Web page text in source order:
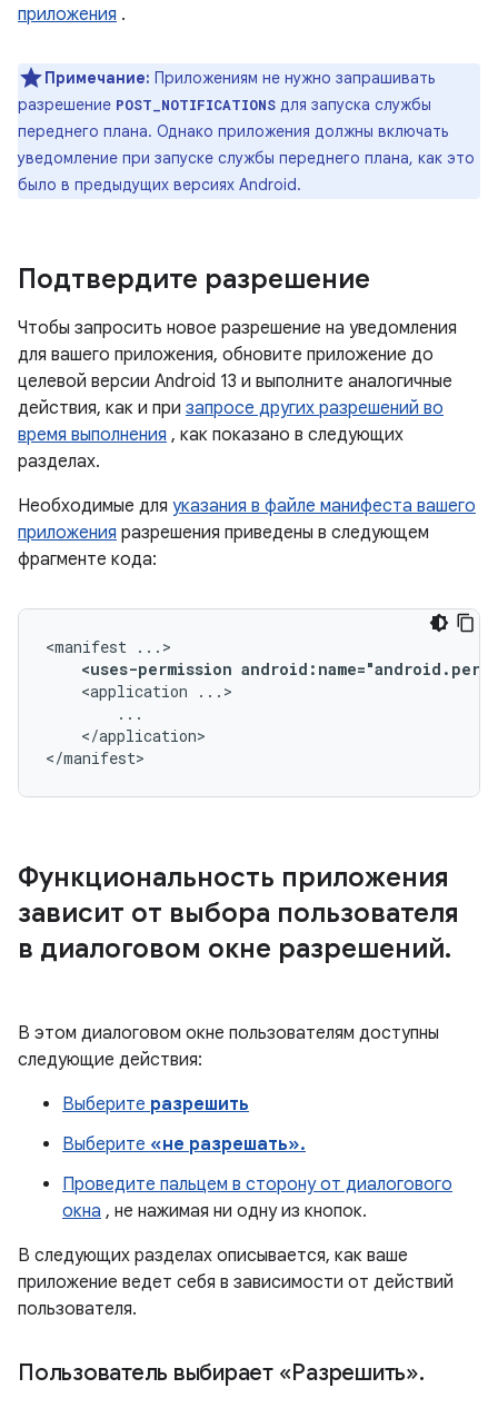
приложения .
Примечание: Приложениям не нужно запрашивать
разрешение POST_NOTIFICATIONS для запуска службы
переднего плана. Однако приложения должны включать
уведомление при запуске службы переднего плана, как это
было в предыдущих версиях Android.
Подтвердите разрешение
Чтобы запросить новое разрешение на уведомления
для вашего приложения, обновите приложение до
целевой версии Android 13 и выполните аналогичные
действия, как и при запросе других разрешений во
время выполнения , как показано в следующих
разделах.
Необходимые для указания в файле манифеста вашего
приложения разрешения приведены в следующем
фрагменте кода:
<manifest
<uses-permission
<application
</application>
</manifest>
Функциональность приложения
зависит от выбора пользователя
в диалоговом окне разрешений.
В этом диалоговом окне пользователям доступны
следующие действия:
Выберите разрешить
Выберите «не разрешать».
Проведите пальцем в сторону от диалогового
окна , не нажимая ни одну из кнопок.
В следующих разделах описывается, как ваше
приложение ведет себя в зависимости от действий
пользователя.
Пользователь выбирает «Разрешить».